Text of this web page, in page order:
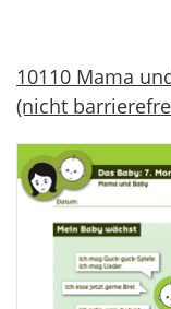
10110 Mama
(nicht